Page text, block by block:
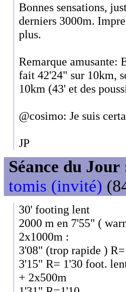
Bonnes sensations,
derniers 3000m.
plus.
Remarque amusante:
fait 42'24" sur 10km,
10km (43' et des
@cosimo: Je suis
JP
Séance du
tomis (invité)
30' footing lent
2000 m en 7'55" (
2x1000m :
3'08" (trop rapide )
3'15" R= 1'30 foot.
+ 2x500m